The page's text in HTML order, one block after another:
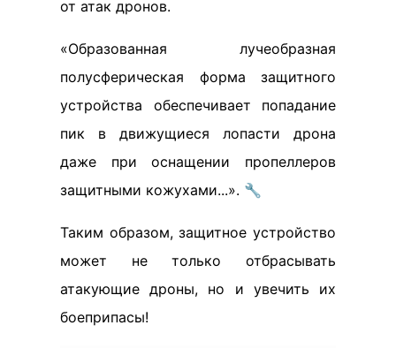
от атак дронов.
«Образованная лучеобразная
полусферическая форма защитного
устройства обеспечивает попадание
пик в движущиеся лопасти дрона
даже при оснащении пропеллеров
защитными кожухами...». 🔧
Таким образом, защитное устройство
может не только отбрасывать
атакующие дроны, но и увечить их
боеприпасы!